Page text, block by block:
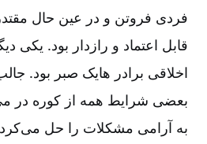
فردی فروتن و در عین حال
قابل اعتماد و رازدار بود. یکی
اخلاقی برادر هایک صبر بود.
بعضی شرایط همه از کوره در
به آرامی مشکلات را حل می‌‌کرد.